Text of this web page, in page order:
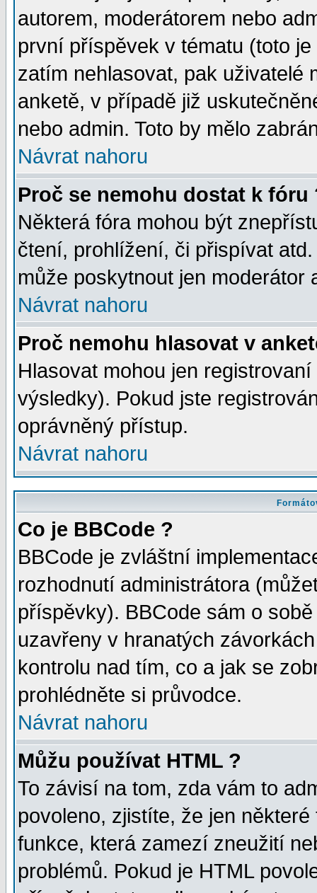
autorem, moderátorem nebo
první příspěvek v tématu (toto
zatím nehlasovat, pak uživatelé
anketě, v případě již
nebo admin. Toto by mělo
Návrat nahoru
Proč se nemohu dostat k fóru
Některá fóra mohou být
čtení, prohlížení, či přispívat
může poskytnout jen moderátor
Návrat nahoru
Proč nemohu hlasovat v
Hlasovat mohou jen
výsledky). Pokud jste
oprávněný přístup.
Návrat nahoru
Co je BBCode ?
BBCode je zvláštní
rozhodnutí administrátora
příspěvky). BBCode sám o
uzavřeny v hranatých
kontrolu nad tím, co a jak se
prohlédněte si průvodce.
Návrat nahoru
Můžu používat HTML ?
To závisí na tom, zda vám to
povoleno, zjistíte, že jen
funkce, která zamezí zneužití
problémů. Pokud je HTML